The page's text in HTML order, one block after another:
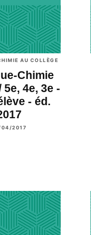
AU COLLÈGE
Chimie
5e, 4e, 3e -
- éd.
04/2017